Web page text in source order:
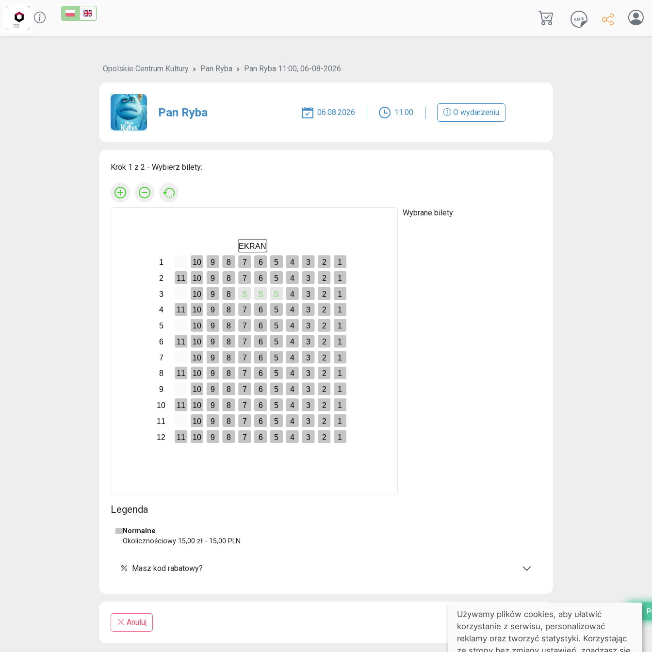
Opolskie Centrum Kultury Pan Ryba Pan Ryba 11:00, 06-08-2026
Pan Ryba 06.08.2026 11:00 O wydarzeniu
Krok 1 z 2 - Wybierz bilety:
1 10 9 8 7 6 5 4 3 2
1
2
11 10 9 8 7 6 5 4 3 2
1
3
10 9 8 S S S 4 3 2 1
4 11 10 9 8 7 6 5 4 3 2 1
5 10 9 8 7 6 5 4 3 2 1
6 11 10 9 8 7 6 5 4 3 2 1
7 10 9 8 7 6 5 4 3 2 1
8 11 10 9 8 7 6 5 4 3 2 1
9 10 9 8 7 6 5 4 3 2
1
10
11 10 9 8 7 6 5 4 3 2 1
11 10 9 8 7 6 5 4 3 2 1
12 11 10 9 8 7 6 5 4 3 2 1
EKRAN
Wybrane bilety:
Legenda
Normalne
Okolicznościowy 15,00 zł - 15,00 PLN
Masz kod rabatowy?
Anuluj Dodaj do koszyka
Używamy plików cookies, aby ułatwić
korzystanie z serwisu, personalizować
reklamy oraz tworzyć statystyki. Korzystając